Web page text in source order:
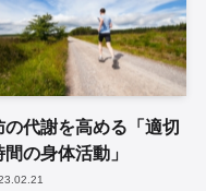
の代謝を高める「適切
の身体活動」